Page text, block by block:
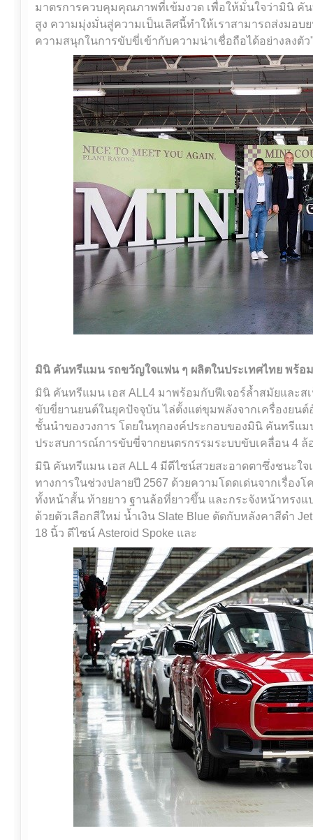
มาตรการควบคุมคุณภาพที่เข้มงวด เพื่อให้มั่นใจว่ามินิ คั
สูง ความมุ่งมั่นสู่ความเป็นเลิศนี้ทำให้เราสามารถส่งมอ
ความสนุกในการขับขี่เข้ากับความน่าเชื่อถือได้อย่างลงตัว
มินิ คันทรีแมน รถขวัญใจแฟน ๆ ผลิตในประเทศไทย พร้อ
มินิ คันทรีแมน เอส ALL4 มาพร้อมกับฟีเจอร์ล้ำสมัยและ
ขับขี่ยานยนต์ในยุคปัจจุบัน ไล่ตั้งแต่ขุมพลังจากเครื่องยน
ชั้นนำของวงการ โดยในทุกองค์ประกอบของมินิ คันทรีแ
ประสบการณ์การขับขี่จากยนตรกรรมระบบขับเคลื่อน 4 ล้
มินิ คันทรีแมน เอส ALL 4 มีดีไซน์สวยสะอาดตาซึ่งชนะใ
ทางการในช่วงปลายปี 2567 ด้วยความโดดเด่นจากเรื่อง
ทั้งหน้าสั้น ท้ายยาว ฐานล้อที่ยาวขึ้น และกระจังหน้าทรง
ด้วยตัวเลือกสีใหม่ น้ำเงิน Slate Blue ตัดกับหลังคาสีดำ
18 นิ้ว ดีไซน์ Asteroid Spoke และ